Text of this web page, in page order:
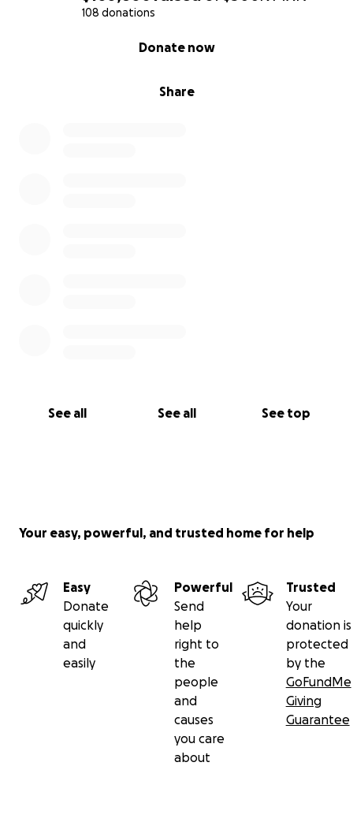
108 donations
Share
Donate now
See all See all See top
Your easy, powerful, and trusted home for help
Easy
Donate
quickly
and
easily
Powerful
Send
help
right to
the
people
and
causes
you care
about
Trusted
Your
donation is
protected
by the
GoFundMe
Giving
Guarantee